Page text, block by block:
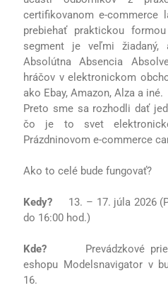
certifikovanom e-commerce
prebiehať praktickou
segment je veľmi
Absolútna Absencia
hráčov v elektronickom
ako Ebay, Amazon, Alza a iné.
Preto sme sa rozhodli dať
čo je to svet
Prázdninovom e-commerce
Ako to celé bude fungovať?
Kedy?
13. – 17. júla 2026
do 16:00 hod.)
Kde?
Prevádzkové
eshopu Modelsnavigator v
16.